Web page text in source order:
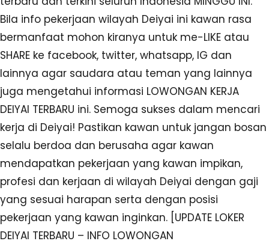
Bila info pekerjaan wilayah Deiyai ini kawan rasa
bermanfaat mohon kiranya untuk me-LIKE atau
SHARE ke facebook, twitter, whatsapp, IG dan
lainnya agar saudara atau teman yang lainnya
juga mengetahui informasi LOWONGAN KERJA
DEIYAI TERBARU ini. Semoga sukses dalam mencari
kerja di Deiyai! Pastikan kawan untuk jangan bosan
selalu berdoa dan berusaha agar kawan
mendapatkan pekerjaan yang kawan impikan,
profesi dan kerjaan di wilayah Deiyai dengan gaji
yang sesuai harapan serta dengan posisi
pekerjaan yang kawan inginkan. [UPDATE LOKER
DEIYAI TERBARU – INFO LOWONGAN